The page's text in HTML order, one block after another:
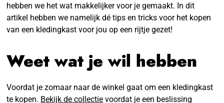
hebben we het wat makkelijker voor je gemaakt. In dit
artikel hebben we namelijk dé tips en tricks voor het kopen
van een kledingkast voor jou op een rijtje gezet!
Weet wat je wil hebben
Voordat je zomaar naar de winkel gaat om een kledingkast
te kopen. Bekijk de collectie voordat je een beslissing